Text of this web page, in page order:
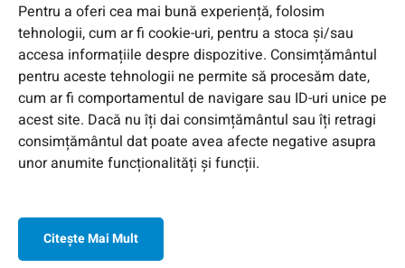
Pentru a oferi cea mai bună experiență, folosim
tehnologii, cum ar fi cookie-uri, pentru a stoca și/sau
accesa informațiile despre dispozitive. Consimțământul
pentru aceste tehnologii ne permite să procesăm date,
cum ar fi comportamentul de navigare sau ID-uri unice pe
acest site. Dacă nu îți dai consimțământul sau îți retragi
consimțământul dat poate avea afecte negative asupra
unor anumite funcționalități și funcții.
Citeşte Mai Mult
© 2026 Toate Drepturile Rezervate de Genway Romania